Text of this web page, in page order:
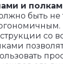
и
быть не
со